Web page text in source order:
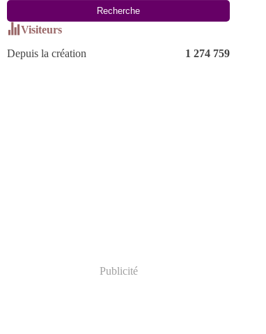
Visiteurs
Depuis la création
1 274 759
Publicité